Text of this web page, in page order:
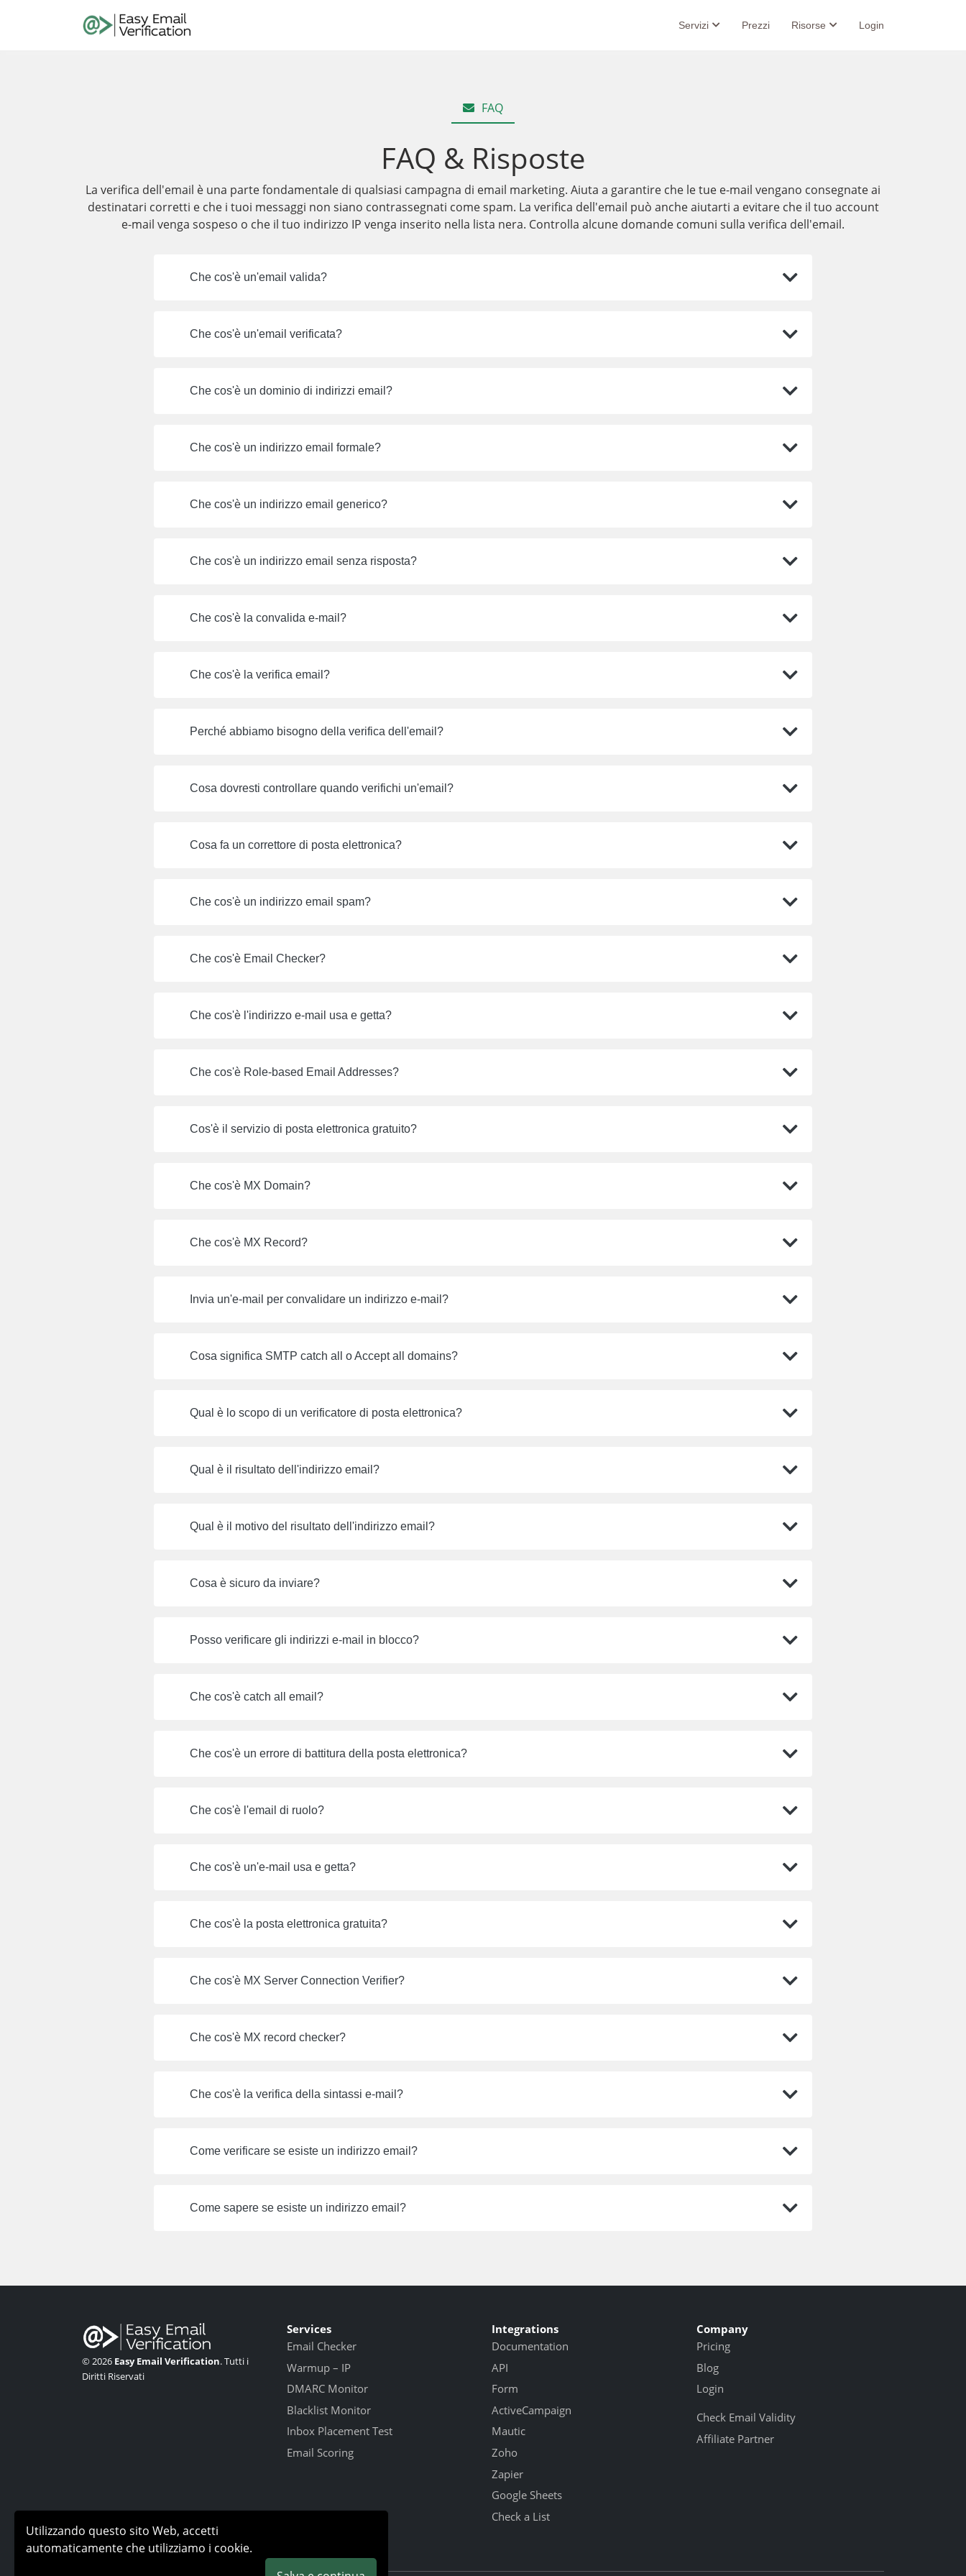
Servizi Prezzi Risorse Login
FAQ
FAQ & Risposte
La verifica dell'email è una parte fondamentale di qualsiasi campagna di email marketing. Aiuta a garantire che le tue e-mail vengano consegnate ai
destinatari corretti e che i tuoi messaggi non siano contrassegnati come spam. La verifica dell'email può anche aiutarti a evitare che il tuo account
e-mail venga sospeso o che il tuo indirizzo IP venga inserito nella lista nera. Controlla alcune domande comuni sulla verifica dell'email.
Che cos'è un'email valida?
Che cos'è un'email verificata?
Che cos'è un dominio di indirizzi email?
Che cos'è un indirizzo email formale?
Che cos'è un indirizzo email generico?
Che cos'è un indirizzo email senza risposta?
Che cos'è la convalida e-mail?
Che cos'è la verifica email?
Perché abbiamo bisogno della verifica dell'email?
Cosa dovresti controllare quando verifichi un'email?
Cosa fa un correttore di posta elettronica?
Che cos'è un indirizzo email spam?
Che cos'è Email Checker?
Che cos'è l'indirizzo e-mail usa e getta?
Che cos'è Role-based Email Addresses?
Cos'è il servizio di posta elettronica gratuito?
Che cos'è MX Domain?
Che cos'è MX Record?
Invia un'e-mail per convalidare un indirizzo e-mail?
Cosa significa SMTP catch all o Accept all domains?
Qual è lo scopo di un verificatore di posta elettronica?
Qual è il risultato dell'indirizzo email?
Qual è il motivo del risultato dell'indirizzo email?
Cosa è sicuro da inviare?
Posso verificare gli indirizzi e-mail in blocco?
Che cos'è catch all email?
Che cos'è un errore di battitura della posta elettronica?
Che cos'è l'email di ruolo?
Che cos'è un'e-mail usa e getta?
Che cos'è la posta elettronica gratuita?
Che cos'è MX Server Connection Verifier?
Che cos'è MX record checker?
Che cos'è la verifica della sintassi e-mail?
Come verificare se esiste un indirizzo email?
Come sapere se esiste un indirizzo email?
© 2026 Easy Email Verification. Tutti i
Diritti Riservati
Services
Email Checker
Warmup – IP
DMARC Monitor
Blacklist Monitor
Inbox Placement Test
Email Scoring
Integrations
Documentation
API
Form
ActiveCampaign
Mautic
Zoho
Zapier
Google Sheets
Check a List
Company
Pricing
Blog
Login
Check Email Validity
Affiliate Partner
Utilizzando questo sito Web, accetti
automaticamente che utilizziamo i cookie.